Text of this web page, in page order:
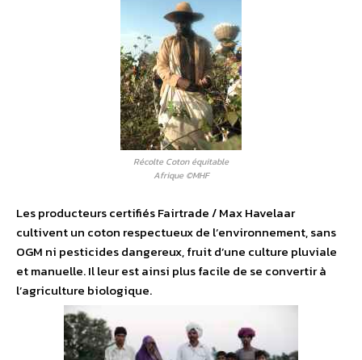
Récolte Coton équitable
Afrique ©MHF
Les producteurs certifiés Fairtrade / Max Havelaar
cultivent un coton respectueux de l’environnement, sans
OGM ni pesticides dangereux, fruit d’une culture pluviale
et manuelle. Il leur est ainsi plus facile de se convertir à
l’agriculture biologique.